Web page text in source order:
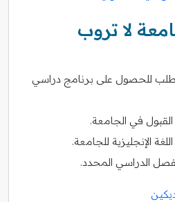
لا تروب
للحصول على برنامج دراسي
في الجامعة.
الإنجليزية للجامعة.
الدراسي المحدد.